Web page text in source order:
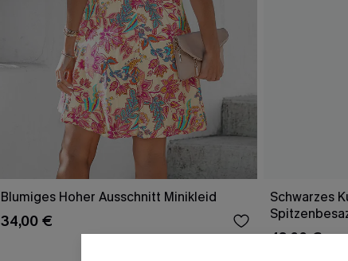
Blumiges Hoher Ausschnitt Minikleid
34,00 €
Schwarzes
43,00 €